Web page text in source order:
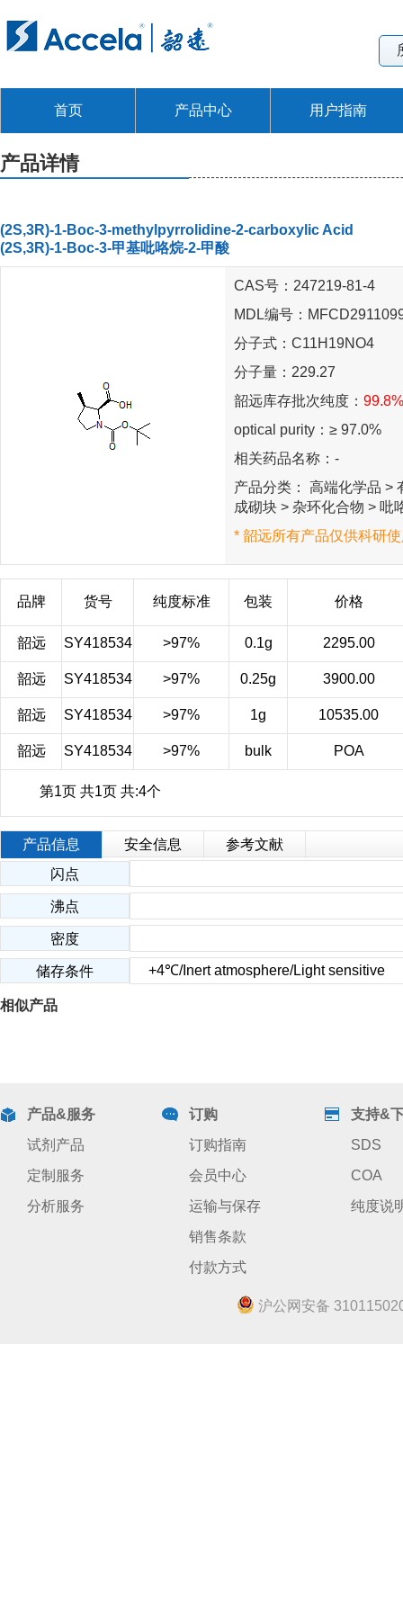
首页 产品中心 用户指南
产品详情
(2S,3R)-1-Boc-3-methylpyrrolidine-2-carboxylic Acid
(2S,3R)-1-Boc-3-甲基吡咯烷-2-甲酸
CAS号：247219-81-4
MDL编号：
分子式：C11H19NO4
分子量：229.27
韶远库存批次纯度： 99.8%
optical purity：≥ 97.0%
相关药品名称：-
产品分类： 高端化学品 >
成砌块 > 杂环化合物 > 吡
* 韶远所有产品仅供科研
品牌 货号 纯度标准 包装 价格
韶远 SY418534 >97% 0.1g 2295.00
韶远 SY418534 >97% 0.25g 3900.00
韶远 SY418534 >97% 1g 10535.00
韶远 SY418534 >97% bulk POA
第1页 共1页 共:4个
产品信息 安全信息
参考文献
闪点
沸点
密度
储存条件 +4℃/Inert atmosphere/Light sensitive
相似产品
产品&服务
试剂产品
定制服务
分析服务
订购
订购指南
会员中心
运输与保存
销售条款
付款方式
支持&
SDS
COA
纯度说
沪公网安备